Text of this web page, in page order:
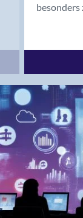
Bolligen
Bremgarten
Brig
Brig-Glis
Bronschhofen
Brugg
Brugg AG
Brütten
Bubendorf
Bubikon
besonders